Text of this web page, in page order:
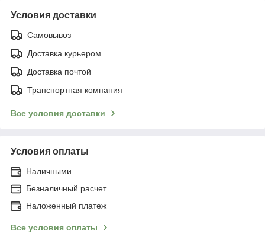
Условия доставки
Самовывоз
Доставка курьером
Доставка почтой
Транспортная компания
Все условия доставки
Условия оплаты
Наличными
Безналичный расчет
Наложенный платеж
Все условия оплаты